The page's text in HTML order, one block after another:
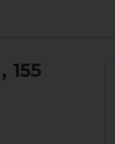
, 155